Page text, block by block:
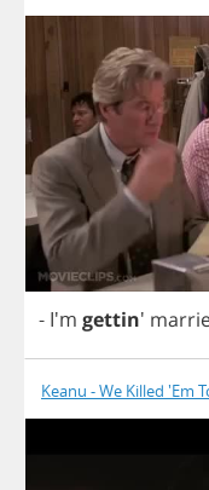
- I'm gettin'
Keanu - We Killed 'Em